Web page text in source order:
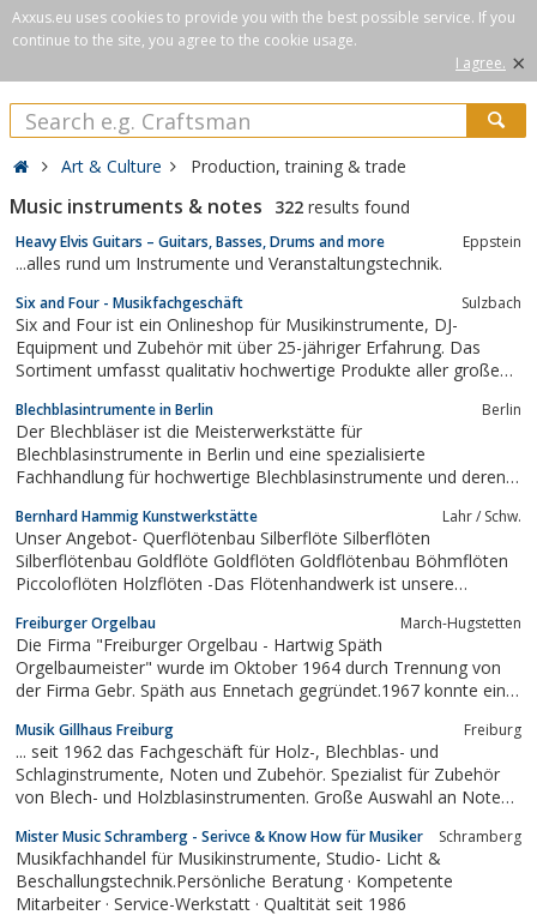
Axxus.eu uses cookies to provide you with the best possible service. If you
continue to the site, you agree to the cookie usage.
I agree. ×
Art & Culture Production, training & trade
Music instruments & notes 322 results found
Heavy Elvis Guitars – Guitars, Basses, Drums and more Eppstein
...alles rund um Instrumente und Veranstaltungstechnik.
Six and Four - Musikfachgeschäft Sulzbach
Six and Four ist ein Onlineshop für Musikinstrumente, DJ-
Equipment und Zubehör mit über 25-jähriger Erfahrung. Das
Sortiment umfasst qualitativ hochwertige Produkte aller großen
Hand Abteilung findet sich außerdem Ware mit gutem Preis-
Leistungs-Verhältnis. Ab einem...
Blechblasintrumente in Berlin Berlin
Der Blechbläser ist die Meisterwerkstätte für
Blechblasinstrumente in Berlin und eine spezialisierte
Fachhandlung für hochwertige Blechblasinstrumente und deren
zu interessanten Preisen.
Bernhard Hammig Kunstwerkstätte Lahr / Schw.
Unser Angebot- Querflötenbau Silberflöte Silberflöten
Silberflötenbau Goldflöte Goldflöten Goldflötenbau Böhmflöten
Piccoloflöten Holzflöten -Das Flötenhandwerk ist unsere
Roswitha Staege, BerlinWir haben eine spezielle Goldlegierung
die alle...
Freiburger Orgelbau March-Hugstetten
Die Firma "Freiburger Orgelbau - Hartwig Späth
Orgelbaumeister" wurde im Oktober 1964 durch Trennung von
der Firma Gebr. Späth aus Ennetach gegründet.1967 konnte ein
Zigarrenfabrik in Hugstetten erworben werden. Dazu ein
Wohnhaus von 1828.
Musik Gillhaus Freiburg Freiburg
... seit 1962 das Fachgeschäft für Holz-, Blechblas- und
Schlaginstrumente, Noten und Zubehör. Spezialist für Zubehör
von Blech- und Holzblasinstrumenten. Große Auswahl an Noten
Webshop. Flexible Formen der Miete und des Mietkaufs sowie
Ratenzahlung über die...
Mister Music Schramberg - Serivce & Know How für Musiker Schramberg
Musikfachhandel für Musikinstrumente, Studio- Licht &
Beschallungstechnik.Persönliche Beratung · Kompetente
Mitarbeiter · Service-Werkstatt · Qualtität seit 1986